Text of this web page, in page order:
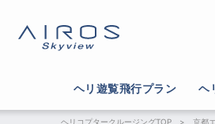
ヘリ遊覧飛行プラン ヘ
ヘリコプタークルージングTOP > 京都